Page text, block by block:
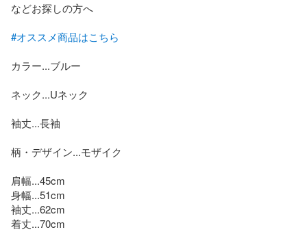
などお探しの方へ
#オススメ商品はこちら
カラー...ブルー
ネック...Uネック
袖丈...長袖
柄・デザイン...モザイク
肩幅...45cm
身幅...51cm
袖丈...62cm
着丈...70cm